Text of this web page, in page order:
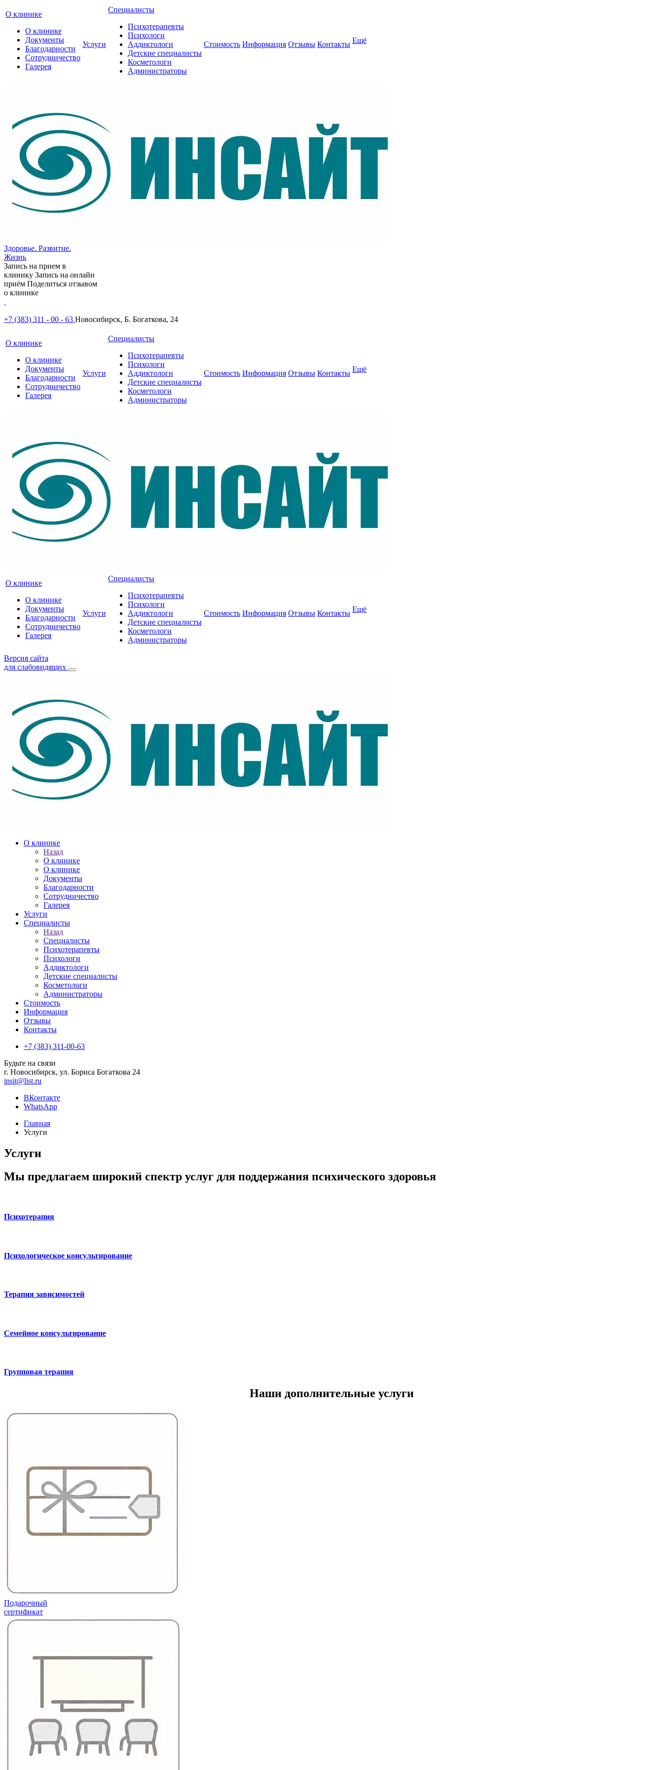
О клинике
О клинике
Документы
Благодарности
Сотрудничество
Галерея
Услуги
Специалисты
Психотерапевты
Психологи
Аддиктологи
Детские специалисты
Косметологи
Администраторы
Стоимость Информация Отзывы Контакты Ещё
Здоровье. Развитие.
Жизнь
Запись на прием в
клинику Запись на онлайн
приём Поделиться отзывом
о клинике
+7 (383) 311 - 00 - 63 Новосибирск, Б. Богаткова, 24
О клинике
О клинике
Документы
Благодарности
Сотрудничество
Галерея
Услуги
Специалисты
Психотерапевты
Психологи
Аддиктологи
Детские специалисты
Косметологи
Администраторы
Стоимость Информация Отзывы Контакты Ещё
О клинике
О клинике
Документы
Благодарности
Сотрудничество
Галерея
Услуги
Специалисты
Психотерапевты
Психологи
Аддиктологи
Детские специалисты
Косметологи
Администраторы
Стоимость Информация Отзывы Контакты Ещё
Версия сайта
для слабовидящих
О клинике
Назад
О клинике
О клинике
Документы
Благодарности
Сотрудничество
Галерея
Услуги
Специалисты
Назад
Специалисты
Психотерапевты
Психологи
Аддиктологи
Детские специалисты
Косметологи
Администраторы
Стоимость
Информация
Отзывы
Контакты
+7 (383) 311-00-63
Будьте на связи
г. Новосибирск, ул. Бориса Богаткова 24
insit@list.ru
ВКонтакте
WhatsApp
Главная
Услуги
Услуги
Мы предлагаем широкий спектр услуг для поддержания психического здоровья
Психотерапия
Психологическое консультирование
Терапия зависимостей
Семейное консультирование
Групповая терапия
Наши дополнительные услуги
Подарочный
сертификат